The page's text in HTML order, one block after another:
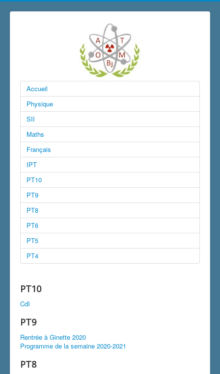
Accueil
Physique
SII
Maths
Français
IPT
PT10
PT9
PT8
PT6
PT5
PT4
PT10
CdI
PT9
Rentrée à Ginette 2020
Programme de la semaine 2020-2021
PT8